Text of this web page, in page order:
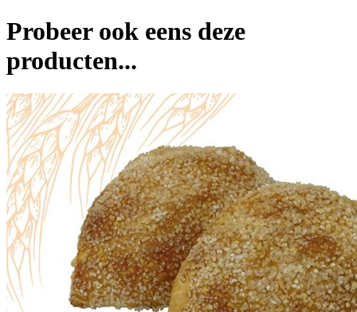
Probeer ook eens deze
producten...